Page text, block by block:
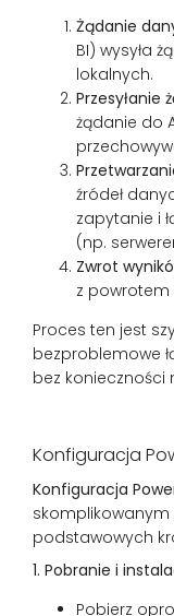
Żądanie
BI) wysyła
lokalnych.
Przesyłanie
żądanie do
źródeł
zapytanie i
(np.
Zwrot
z powrotem
Proces ten jest
bezproblemowe
bez konieczności
Konfiguracja
Konfiguracja
podstawowych
1. Pobranie i
Pobierz